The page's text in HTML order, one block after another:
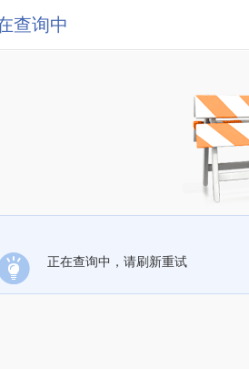
查询中
正在查询中，请刷新重试